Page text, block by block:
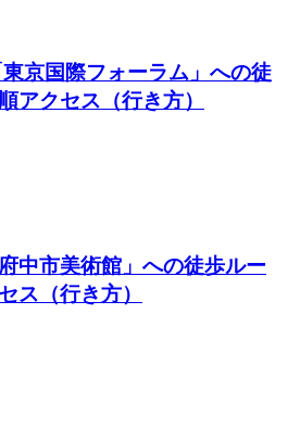
京国際フォーラム」への徒
アクセス（行き方）
中市美術館」への徒歩ルー
ス（行き方）